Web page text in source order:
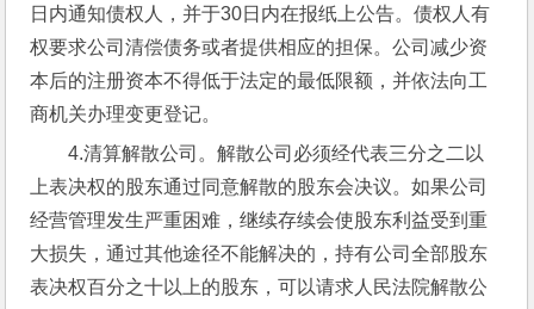
日内通知债权人，并于30日内在报纸上公告。债权人有
权要求公司清偿债务或者提供相应的担保。公司减少资
本后的注册资本不得低于法定的最低限额，并依法向工
商机关办理变更登记。
4.清算解散公司。解散公司必须经代表三分之二以
上表决权的股东通过同意解散的股东会决议。如果公司
经营管理发生严重困难，继续存续会使股东利益受到重
大损失，通过其他途径不能解决的，持有公司全部股东
表决权百分之十以上的股东，可以请求人民法院解散公